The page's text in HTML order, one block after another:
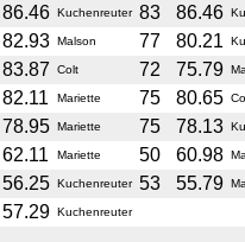
86.46 Kuchenreuter 83 86.46
82.93 Malson 77 80.21
83.87 Colt 72 75.79
82.11 Mariette 75 80.65
78.95 Mariette 75 78.13
62.11 Mariette 50 60.98
56.25 Kuchenreuter 53 55.79
57.29 Kuchenreuter